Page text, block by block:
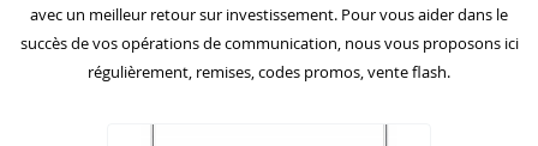
avec un meilleur retour sur investissement. Pour vous aider dans le
succès de vos opérations de communication, nous vous proposons ici
régulièrement, remises, codes promos, vente flash.